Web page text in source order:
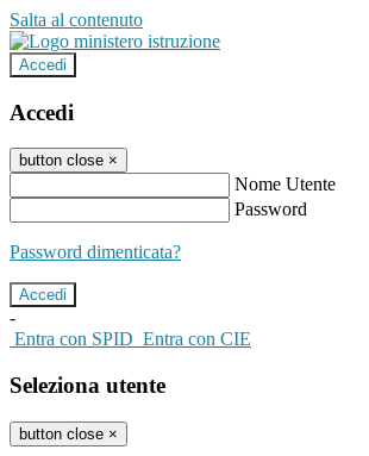
Salta al contenuto
Accedi
Accedi
button close ×
Nome Utente
Password
Password dimenticata?
-
Entra con SPID Entra con CIE
Seleziona utente
button close ×